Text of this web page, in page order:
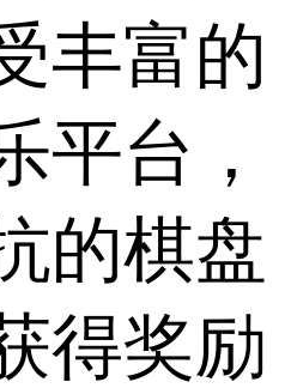
丰富的
平台，
的棋盘
得奖励